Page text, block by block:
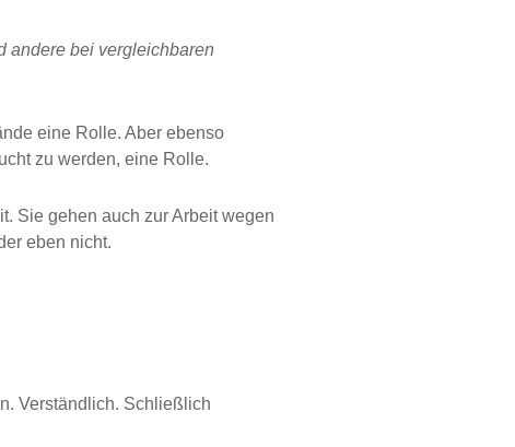
andere bei vergleichbaren
eine Rolle. Aber ebenso
zu werden, eine Rolle.
Sie gehen auch zur Arbeit wegen
eben nicht.
Verständlich. Schließlich